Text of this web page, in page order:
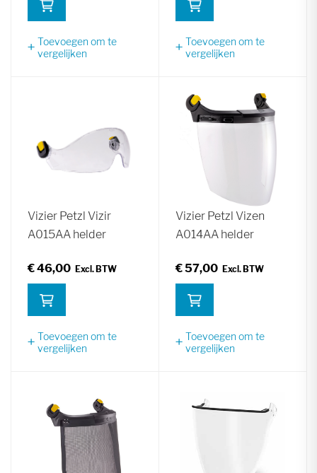
Toevoegen om te
vergelijken
Toevoegen om te
vergelijken
Vizier Petzl Vizir
A015AA helder
€ 46,00
Toevoegen om te
vergelijken
Vizier Petzl Vizen
A014AA helder
€ 57,00
Toevoegen om te
vergelijken